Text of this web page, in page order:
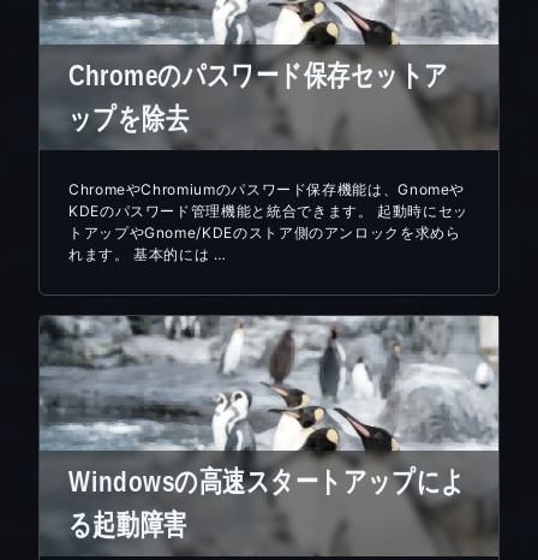
Chromeのパスワード保存セットア
ップを除去
ChromeやChromiumのパスワード保存機能は、Gnomeや
KDEのパスワード管理機能と統合できます。 起動時にセッ
トアップやGnome/KDEのストア側のアンロックを求めら
れます。 基本的には …
Windowsの高速スタートアップによ
る起動障害